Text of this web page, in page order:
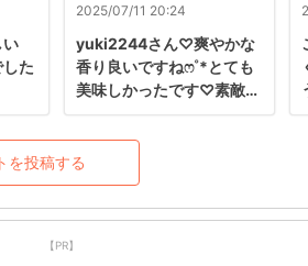
い
た
2025/07/11 20:24
yuki2244さん♡爽やかな
香り良いですねෆ˚*とても
美味しかったです‎♡素敵な
すෆ
を投稿する
【PR】